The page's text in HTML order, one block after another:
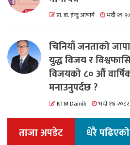
प्रा. डा. ईन्दु आचार्य भदौ २९
चिनियाँ जनताको
युद्ध विजय र
विजयको ८० औं
मनाउनुपर्दछ ?
KTM Dainik भदौ १४ २०८२
ताजा अपडेट धेरै पढिएको